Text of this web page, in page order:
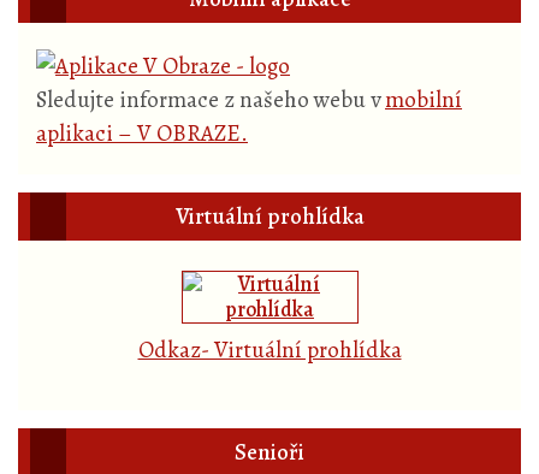
Sledujte informace z našeho webu vmobilní
aplikaci – V OBRAZE.
Virtuální prohlídka
Odkaz- Virtuální prohlídka
Senioři